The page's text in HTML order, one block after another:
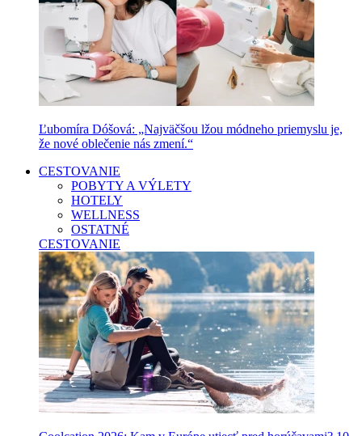
Ľubomíra Dóšová: „Najväčšou lžou módneho priemyslu je,
že nové oblečenie nás zmení.“
CESTOVANIE
POBYTY A VÝLETY
HOTELY
WELLNESS
OSTATNÉ
CESTOVANIE